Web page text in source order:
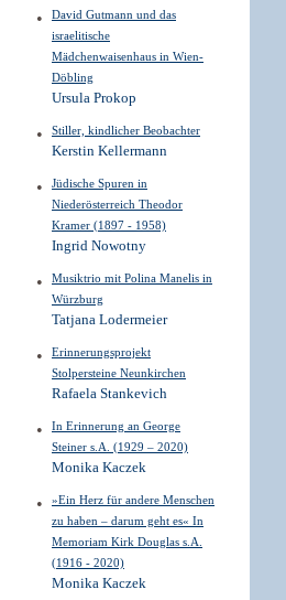
David Gutmann und das
israelitische
Mädchenwaisenhaus in Wien-
Döbling
Ursula Prokop
Stiller, kindlicher Beobachter
Kerstin Kellermann
Jüdische Spuren in
Niederösterreich Theodor
Kramer (1897 - 1958)
Ingrid Nowotny
Musiktrio mit Polina Manelis in
Würzburg
Tatjana Lodermeier
Erinnerungsprojekt
Stolpersteine Neunkirchen
Rafaela Stankevich
In Erinnerung an George
Steiner s.A. (1929 – 2020)
Monika Kaczek
»Ein Herz für andere Menschen
zu haben – darum geht es« In
Memoriam Kirk Douglas s.A.
(1916 - 2020)
Monika Kaczek